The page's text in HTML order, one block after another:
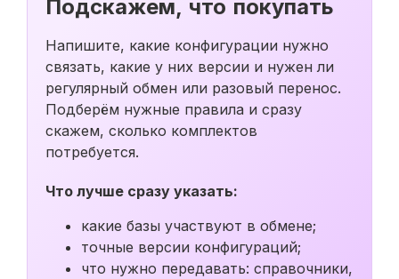
Подскажем, что покупать
Напишите, какие конфигурации нужно
связать, какие у них версии и нужен ли
регулярный обмен или разовый перенос.
Подберём нужные правила и сразу
скажем, сколько комплектов
потребуется.
Что лучше сразу указать:
какие базы участвуют в обмене;
точные версии конфигураций;
что нужно передавать: справочники,